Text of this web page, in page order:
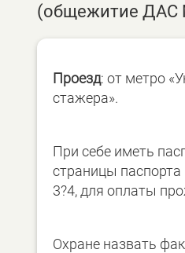
(общежитие ДАС
Проезд: от метро
стажера».
При себе иметь
страницы
3?4, для оплаты
Охране назвать